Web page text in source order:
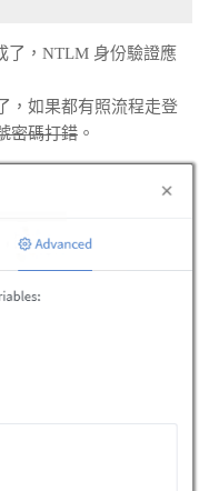
了，NTLM 身份驗證應
，如果都有照流程走登
密碼打錯 。